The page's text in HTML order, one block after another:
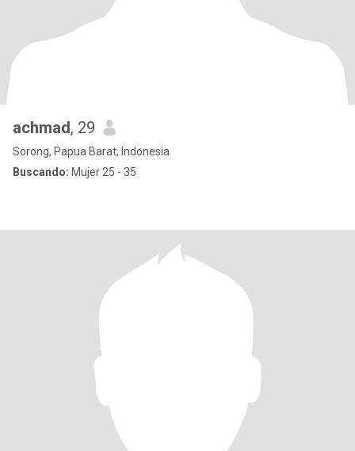
achmad, 29
Sorong, Papua Barat, Indonesia
Buscando: Mujer 25 - 35